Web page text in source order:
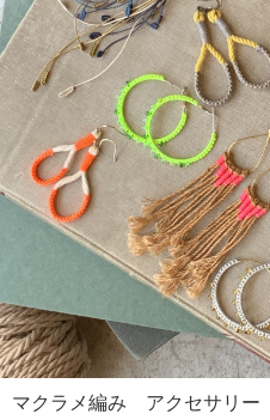
マクラメ編み アクセサリー